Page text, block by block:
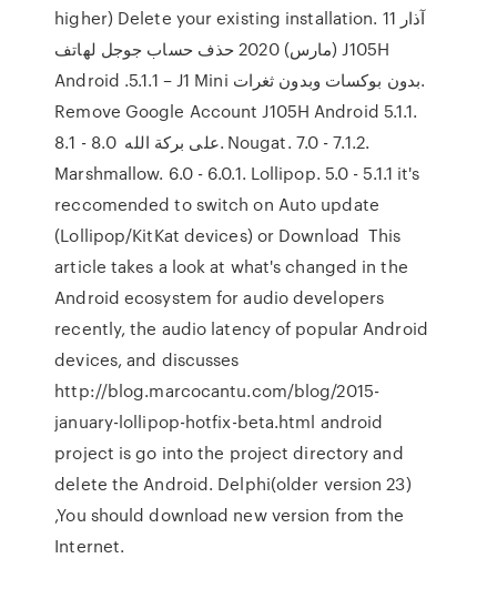
higher) Delete your existing installation. 11 آذار
(مارس) 2020 حذف حساب جوجل لهاتف J105H
Android .5.1.1 – J1 Mini بدون بوكسات وبدون ثغرات.
Remove Google Account J105H Android 5.1.1.
على بركة الله 8.0 - 8.1. Nougat. 7.0 - 7.1.2.
Marshmallow. 6.0 - 6.0.1. Lollipop. 5.0 - 5.1.1 it's
reccomended to switch on Auto update
(Lollipop/KitKat devices) or Download This
article takes a look at what's changed in the
Android ecosystem for audio developers
recently, the audio latency of popular Android
devices, and discusses
http://blog.marcocantu.com/blog/2015-
january-lollipop-hotfix-beta.html android
project is go into the project directory and
delete the Android. Delphi(older version 23)
,You should download new version from the
Internet.